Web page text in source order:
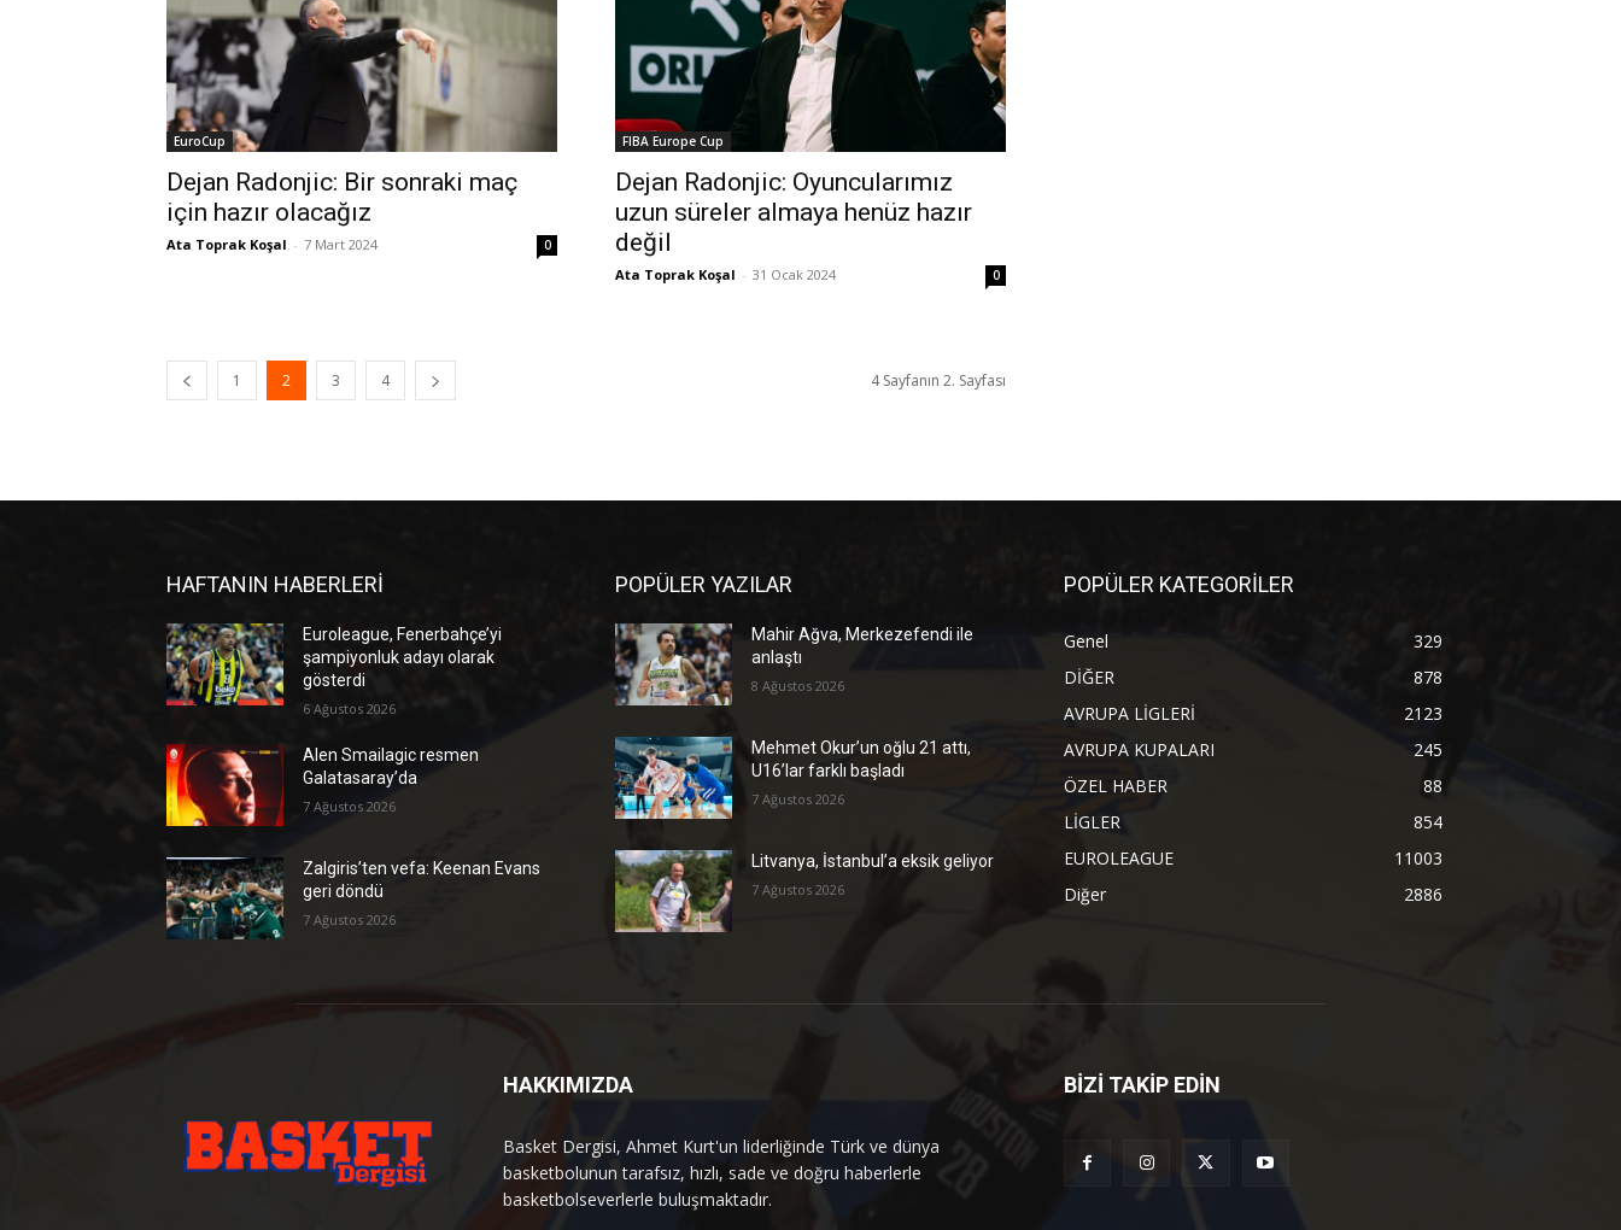
EuroCup
Dejan Radonjic: Bir sonraki maç
için hazır olacağız
Ata Toprak Koşal - 7 Mart 2024 0
FIBA Europe Cup
Dejan Radonjic: Oyuncularımız
uzun süreler almaya henüz hazır
değil
Ata Toprak Koşal - 31 Ocak 2024 0
1 2 3 4 4 Sayfanın 2. Sayfası
HAFTANIN HABERLERİ
Euroleague, Fenerbahçe’yi
şampiyonluk adayı olarak
gösterdi
6 Ağustos 2026
Alen Smailagic resmen
Galatasaray’da
7 Ağustos 2026
Zalgiris’ten vefa: Keenan Evans
geri döndü
7 Ağustos 2026
POPÜLER YAZILAR
Mahir Ağva, Merkezefendi ile
anlaştı
8 Ağustos 2026
Mehmet Okur’un oğlu 21 attı,
U16’lar farklı başladı
7 Ağustos 2026
Litvanya, İstanbul’a eksik geliyor
7 Ağustos 2026
POPÜLER KATEGORİLER
Genel
329
DİĞER
878
AVRUPA LİGLERİ
2123
AVRUPA KUPALARI
245
ÖZEL HABER
88
LİGLER
854
EUROLEAGUE
11003
Diğer
2886
HAKKIMIZDA
Basket Dergisi, Ahmet Kurt'un liderliğinde Türk ve dünya
basketbolunun tarafsız, hızlı, sade ve doğru haberlerle
basketbolseverlerle buluşmaktadır.
BİZİ TAKİP EDİN